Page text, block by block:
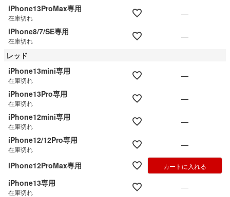
iPhone13ProMax専用
在庫切れ
—
iPhone8/7/SE専用
在庫切れ
—
レッド
iPhone13mini専用
在庫切れ
—
iPhone13Pro専用
在庫切れ
—
iPhone12mini専用
在庫切れ
—
iPhone12/12Pro専用
在庫切れ —
iPhone12ProMax専用 カートに入れる
iPhone13専用
在庫切れ
—